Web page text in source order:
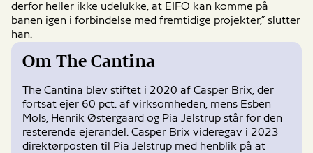
derfor heller ikke udelukke, at EIFO kan komme på
banen igen i forbindelse med fremtidige projekter,” slutter
han.
Om The Cantina
The Cantina blev stiftet i 2020 af Casper Brix, der
fortsat ejer 60 pct. af virksomheden, mens Esben
Mols, Henrik Østergaard og Pia Jelstrup står for den
resterende ejerandel. Casper Brix videregav i 2023
direktørposten til Pia Jelstrup med henblik på at